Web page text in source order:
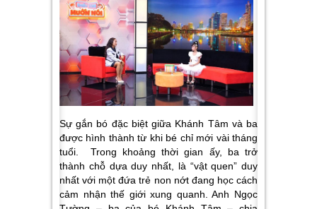
Sự gắn bó đặc biệt giữa Khánh Tâm và ba
được hình thành từ khi bé chỉ mới vài tháng
tuổi. Trong khoảng thời gian ấy, ba trở
thành chỗ dựa duy nhất, là “vật quen” duy
nhất với một đứa trẻ non nớt đang học cách
cảm nhận thế giới xung quanh. Anh Ngọc